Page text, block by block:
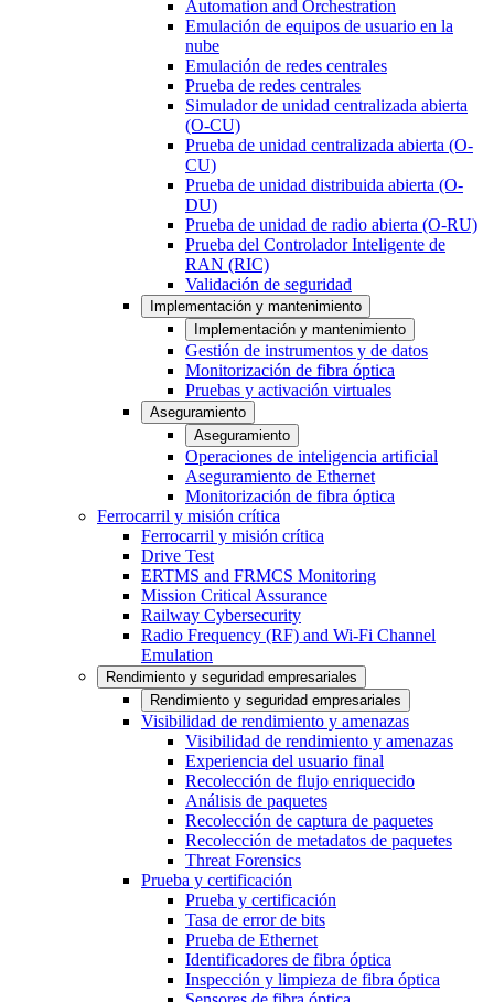
Automation and Orchestration
Emulación de equipos de usuario en la
nube
Emulación de redes centrales
Prueba de redes centrales
Simulador de unidad centralizada abierta
(O-CU)
Prueba de unidad centralizada abierta (O-
CU)
Prueba de unidad distribuida abierta (O-
DU)
Prueba de unidad de radio abierta (O-RU)
Prueba del Controlador Inteligente de
RAN (RIC)
Validación de seguridad
Implementación y mantenimiento
Implementación y mantenimiento
Gestión de instrumentos y de datos
Monitorización de fibra óptica
Pruebas y activación virtuales
Aseguramiento
Aseguramiento
Operaciones de inteligencia artificial
Aseguramiento de Ethernet
Monitorización de fibra óptica
Ferrocarril y misión crítica
Ferrocarril y misión crítica
Drive Test
ERTMS and FRMCS Monitoring
Mission Critical Assurance
Railway Cybersecurity
Radio Frequency (RF) and Wi-Fi Channel
Emulation
Rendimiento y seguridad empresariales
Rendimiento y seguridad empresariales
Visibilidad de rendimiento y amenazas
Visibilidad de rendimiento y amenazas
Experiencia del usuario final
Recolección de flujo enriquecido
Análisis de paquetes
Recolección de captura de paquetes
Recolección de metadatos de paquetes
Threat Forensics
Prueba y certificación
Prueba y certificación
Tasa de error de bits
Prueba de Ethernet
Identificadores de fibra óptica
Inspección y limpieza de fibra óptica